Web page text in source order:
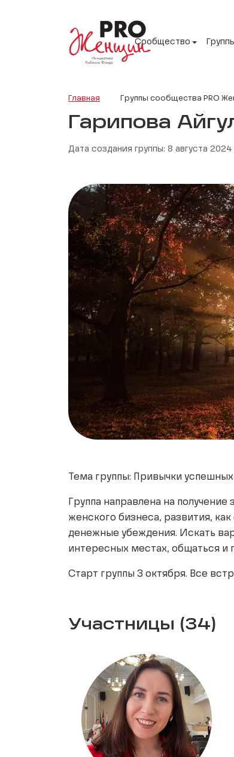
Сообщество
Главная Группы сообщества PRO
Гарипова
Дата создания группы: 8 августа 2024
Тема группы: Привычки
Группа направлена на
женского бизнеса, развития,
денежные убеждения. Искать
интересных местах, общаться и
Старт группы 3 октября. Все
Участницы (34)